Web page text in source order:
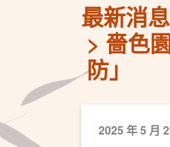
最新消息
嗇色
防」
2025 年 5 月